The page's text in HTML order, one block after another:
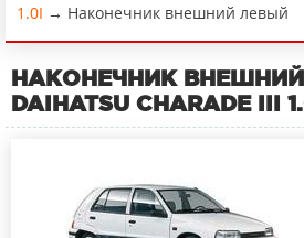
1.0I → Наконечник внешний левый
НАКОНЕЧНИК
DAIHATSU CHARADE III